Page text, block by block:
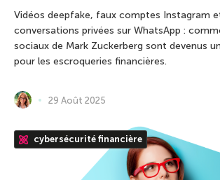
Vidéos deepfake, faux comptes Instagram
conversations privées sur WhatsApp :
sociaux de Mark Zuckerberg sont devenus
pour les escroqueries financières.
29 Août 2025
cybersécurité financière